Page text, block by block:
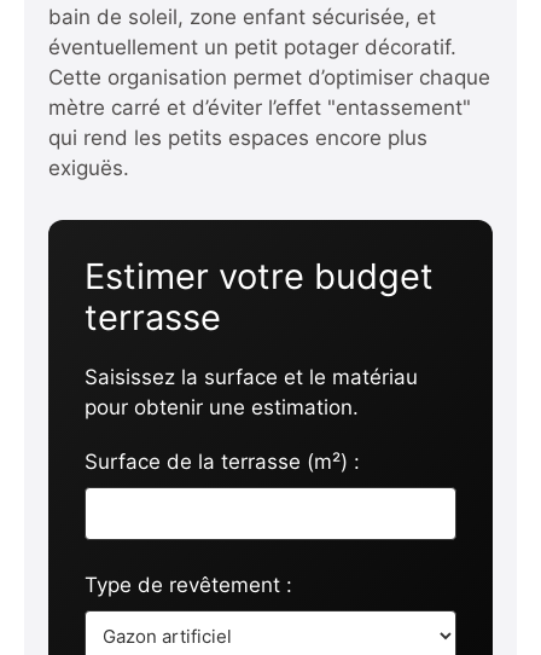
bain de soleil, zone enfant sécurisée, et
éventuellement un petit potager décoratif.
Cette organisation permet d’optimiser chaque
mètre carré et d’éviter l’effet "entassement"
qui rend les petits espaces encore plus
exiguës.
Estimer votre budget
terrasse
Saisissez la surface et le matériau
pour obtenir une estimation.
Surface de la terrasse (m²) :
Type de revêtement :